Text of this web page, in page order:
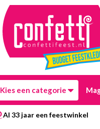
Kies een categorie
Al 33 jaar een feestwinkel